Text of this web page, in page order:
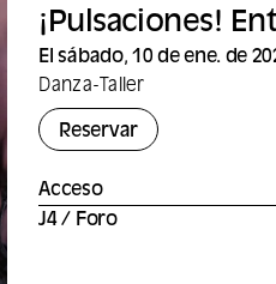
¡Pulsaciones!
El sábado, 10 de ene. de
Danza-Taller
Reservar
Acceso
J4 / Foro